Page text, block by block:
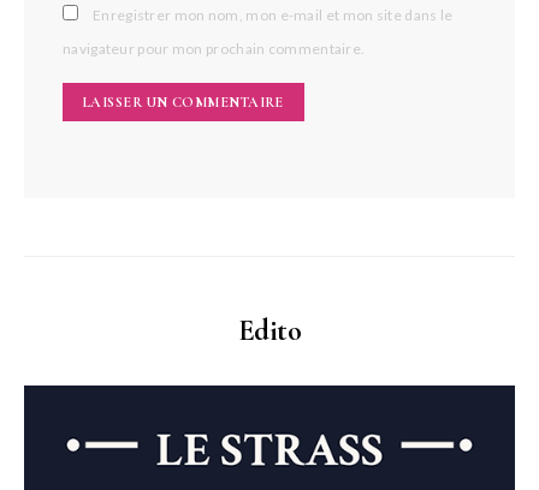
Enregistrer mon nom, mon e-mail et mon site dans le
navigateur pour mon prochain commentaire.
Edito